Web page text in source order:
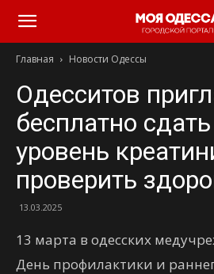
Моя
Одесса
Главная Новости Одессы
Одесситов
бесплатно
уровень
проверить
13.03.2025
13 марта в одесских
День профилактики и